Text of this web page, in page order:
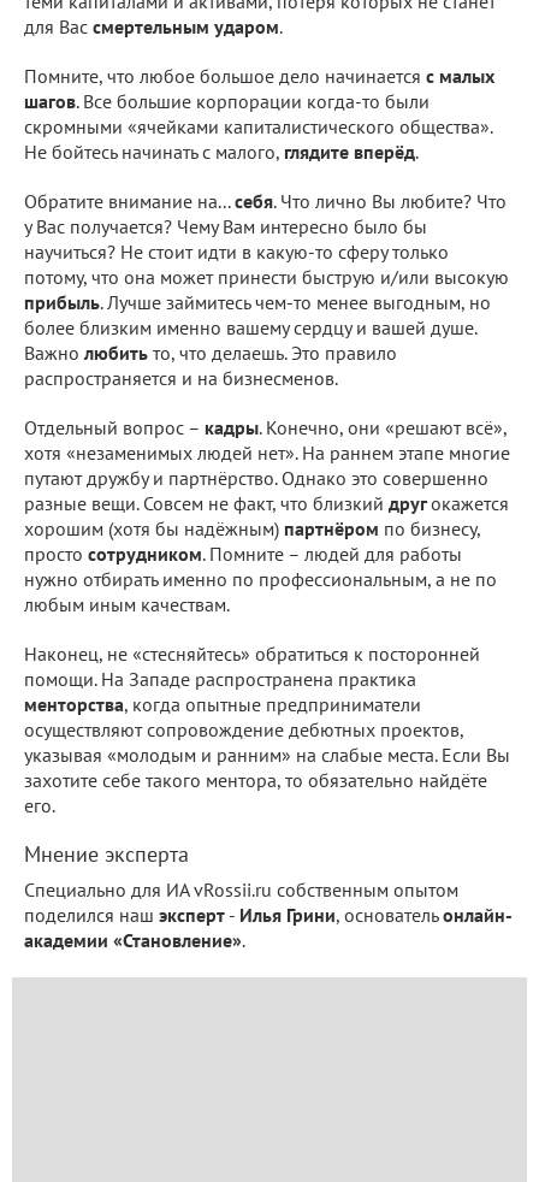
для Вас смертельным ударом.
Помните, что любое большое дело начинается с малых
шагов. Все большие корпорации когда-то были
скромными «ячейками капиталистического общества».
Не бойтесь начинать с малого, глядите вперёд.
Обратите внимание на...себя. Что лично Вы любите? Что
у Вас получается? Чему Вам интересно было бы
научиться? Не стоит идти в какую-то сферу только
потому, что она может принести быструю и/или высокую
прибыль. Лучше займитесь чем-то менее выгодным, но
более близким именно вашему сердцу и вашей душе.
Важно любить то, что делаешь. Это правило
распространяется и на бизнесменов.
Отдельный вопрос – кадры. Конечно, они «решают всё»,
хотя «незаменимых людей нет». На раннем этапе многие
путают дружбу и партнёрство. Однако это совершенно
разные вещи. Совсем не факт, что близкий другокажется
хорошим (хотя бы надёжным) партнёром по бизнесу,
просто сотрудником. Помните – людей для работы
нужно отбирать именно по профессиональным, а не по
любым иным качествам.
Наконец, не «стесняйтесь» обратиться к посторонней
помощи. На Западе распространена практика
менторства, когда опытные предприниматели
осуществляют сопровождение дебютных проектов,
указывая «молодым и ранним» на слабые места. Если Вы
захотите себе такого ментора, то обязательно найдёте
его.
Мнение эксперта
Специально для ИА vRossii.ru собственным опытом
поделился наш эксперт - Илья Грини, основательонлайн-
академии «Становление».